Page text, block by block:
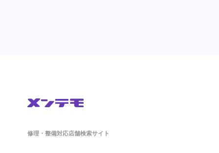
修理・整備対応店舗検索サイト